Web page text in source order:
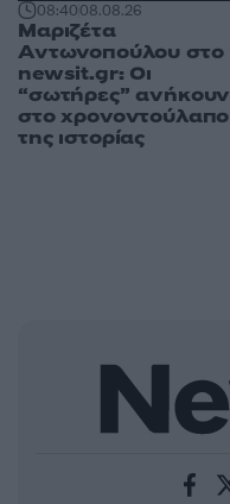
08:4008.08.26
Μαριζέτα
Αντωνοπούλου στο
newsit.gr: Οι
“σωτήρες” ανήκουν
στο χρονοντούλαπο
της ιστορίας